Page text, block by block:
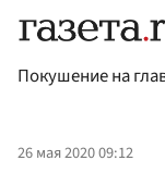
Покушение на
26 мая 2020 09:12